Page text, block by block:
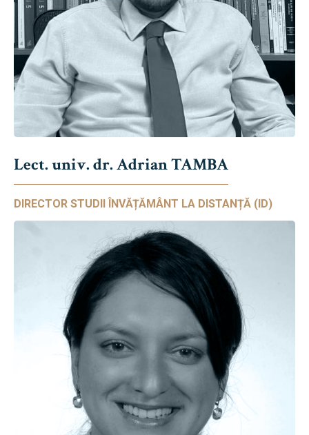
Lect. univ. dr. Adrian TAMBA
DIRECTOR STUDII ÎNVĂȚĂMÂNT LA DISTANȚĂ (ID)